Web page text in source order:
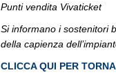
Punti vendita Vivaticket
Si informano i sostenitori
della capienza
CLICCA QUI PER